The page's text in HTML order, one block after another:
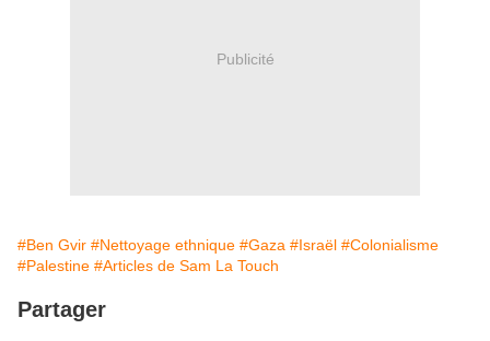
Publicité
#Ben Gvir #Nettoyage ethnique #Gaza #Israël #Colonialisme
#Palestine #Articles de Sam La Touch
Partager